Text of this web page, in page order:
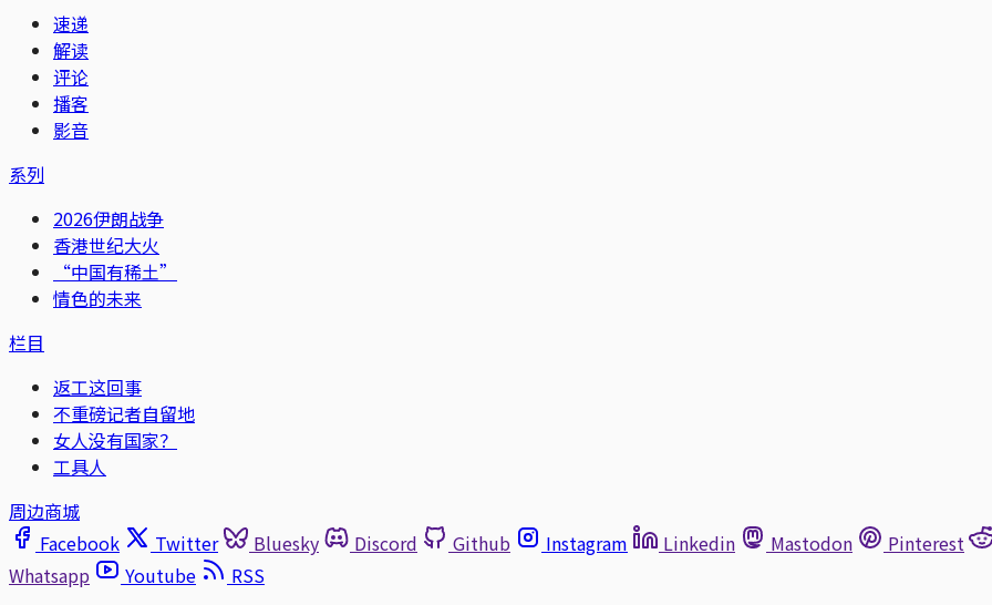
速递
解读
评论
播客
影音
系列
2026伊朗战争
香港世纪大火
“中国有稀土”
情色的未来
栏目
返工这回事
不重磅记者自留地
女人没有国家？
工具人
周边商城
Facebook
Twitter Bluesky Discord Github Instagram Linkedin Mastodon
Pinterest
Whatsapp
Youtube
RSS